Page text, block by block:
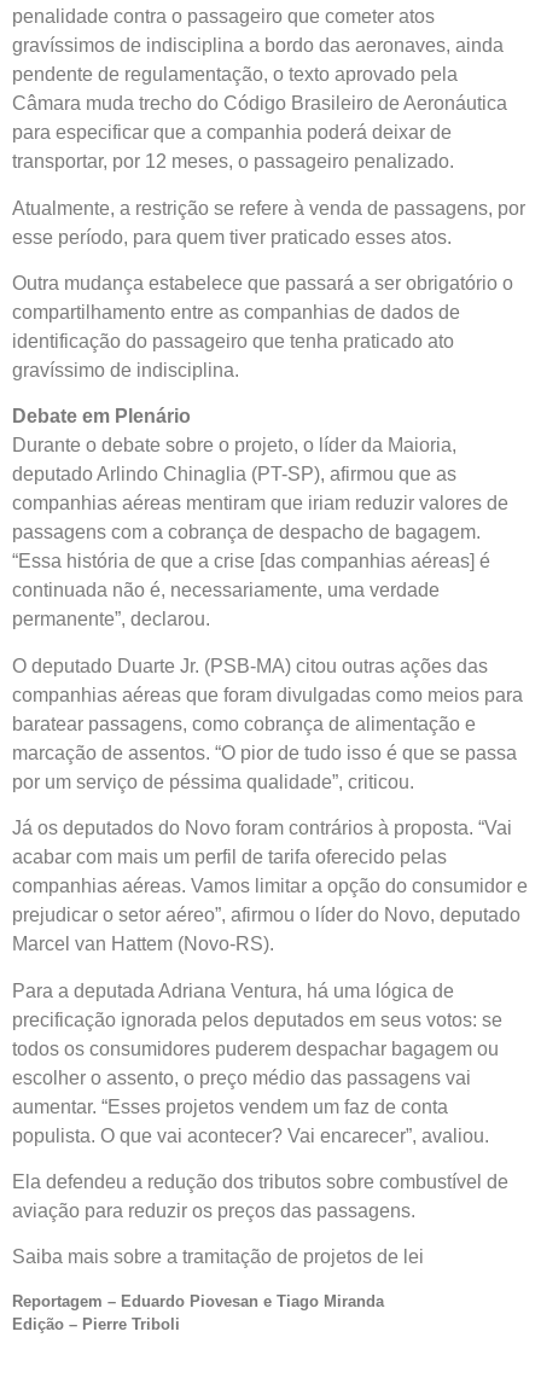
penalidade contra o passageiro que cometer atos
gravíssimos de indisciplina a bordo das aeronaves, ainda
pendente de regulamentação, o texto aprovado pela
Câmara muda trecho do Código Brasileiro de Aeronáutica
para especificar que a companhia poderá deixar de
transportar, por 12 meses, o passageiro penalizado.
Atualmente, a restrição se refere à venda de passagens, por
esse período, para quem tiver praticado esses atos.
Outra mudança estabelece que passará a ser obrigatório o
compartilhamento entre as companhias de dados de
identificação do passageiro que tenha praticado ato
gravíssimo de indisciplina.
Debate em Plenário
Durante o debate sobre o projeto, o líder da Maioria,
deputado Arlindo Chinaglia (PT-SP), afirmou que as
companhias aéreas mentiram que iriam reduzir valores de
passagens com a cobrança de despacho de bagagem.
“Essa história de que a crise [das companhias aéreas] é
continuada não é, necessariamente, uma verdade
permanente”, declarou.
O deputado Duarte Jr. (PSB-MA) citou outras ações das
companhias aéreas que foram divulgadas como meios para
baratear passagens, como cobrança de alimentação e
marcação de assentos. “O pior de tudo isso é que se passa
por um serviço de péssima qualidade”, criticou.
Já os deputados do Novo foram contrários à proposta. “Vai
acabar com mais um perfil de tarifa oferecido pelas
companhias aéreas. Vamos limitar a opção do consumidor e
prejudicar o setor aéreo”, afirmou o líder do Novo, deputado
Marcel van Hattem (Novo-RS).
Para a deputada Adriana Ventura, há uma lógica de
precificação ignorada pelos deputados em seus votos: se
todos os consumidores puderem despachar bagagem ou
escolher o assento, o preço médio das passagens vai
aumentar. “Esses projetos vendem um faz de conta
populista. O que vai acontecer? Vai encarecer”, avaliou.
Ela defendeu a redução dos tributos sobre combustível de
aviação para reduzir os preços das passagens.
Saiba mais sobre a tramitação de projetos de lei
Reportagem – Eduardo Piovesan e Tiago Miranda
Edição – Pierre Triboli